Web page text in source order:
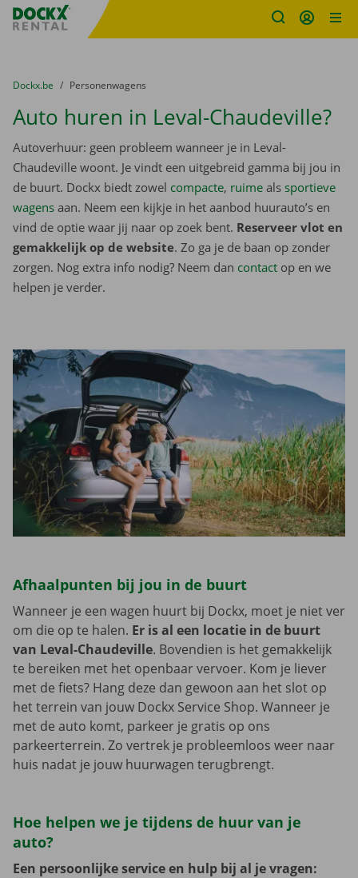
Fratello DEMO
U bevindt zich hier:
van
Dockx.be naar
Personenwagens
Auto huren in Leval-Chaudeville?
Autoverhuur: geen probleem wanneer je in Leval-
Chaudeville woont. Je vindt een uitgebreid gamma bij jou in
de buurt. Dockx biedt zowel compacte, ruime als sportieve
wagens aan. Neem een kijkje in het aanbod huurauto’s en
vind de optie waar jij naar op zoek bent. Reserveer vlot en
gemakkelijk op de website. Zo ga je de baan op zonder
zorgen. Nog extra info nodig? Neem dan contact op en we
helpen je verder.
Afhaalpunten bij jou in de buurt
Wanneer je een wagen huurt bij Dockx, moet je niet ver
om die op te halen. Er is al een locatie in de buurt
van Leval-Chaudeville. Bovendien is het gemakkelijk
te bereiken met het openbaar vervoer. Kom je liever
met de fiets? Hang deze dan gewoon aan het slot op
het terrein van jouw Dockx Service Shop. Wanneer je
met de auto komt, parkeer je gratis op ons
parkeerterrein. Zo vertrek je probleemloos weer naar
huis nadat je jouw huurwagen terugbrengt.
Hoe helpen we je tijdens de huur van je
auto?
Een persoonlijke service en hulp bij al je vragen: